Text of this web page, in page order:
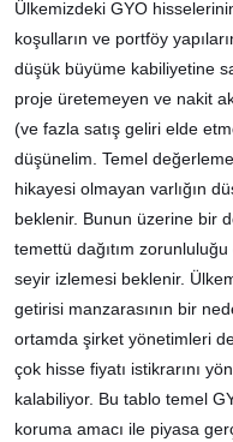
Ülkemizdeki GYO
koşulların ve portföy
düşük büyüme kabiliyetine
proje üretemeyen ve nakit
(ve fazla satış geliri elde
düşünelim. Temel
hikayesi olmayan varlığın
beklenir. Bunun üzerine bir
temettü dağıtım
seyir izlemesi beklenir.
getirisi manzarasının bir
ortamda şirket yönetimleri
çok hisse fiyatı istikrarını
kalabiliyor. Bu tablo temel
koruma amacı ile piyasa